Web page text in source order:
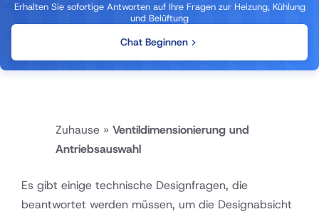
Erhalten Sie sofortige Antworten auf Ihre Fragen zur Heizung, Kühlung
und Belüftung
Chat Beginnen
Zuhause » Ventildimensionierung und
Antriebsauswahl
Es gibt einige technische Designfragen, die
beantwortet werden müssen, um die Designabsicht